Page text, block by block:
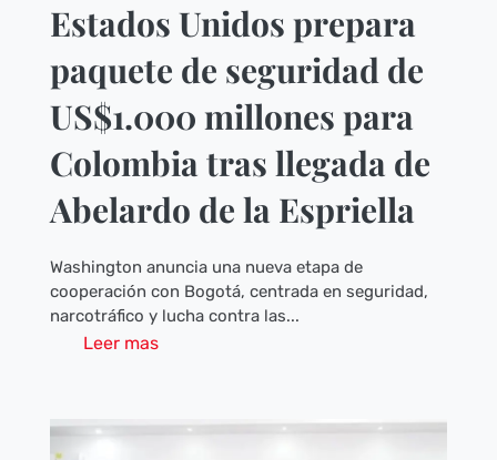
Estados Unidos prepara
paquete de seguridad de
US$1.000 millones para
Colombia tras llegada de
Abelardo de la Espriella
Washington anuncia una nueva etapa de
cooperación con Bogotá, centrada en seguridad,
narcotráfico y lucha contra las...
Leer mas